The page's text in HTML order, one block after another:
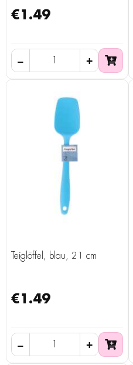
€1.49
Teiglöffel, blau, 21 cm
€1.49